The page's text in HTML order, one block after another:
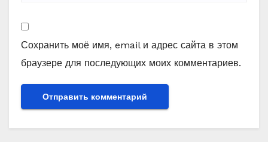
Сохранить моё имя, email и адрес сайта в этом
браузере для последующих моих комментариев.